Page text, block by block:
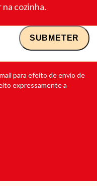
cozinha.
para efeito de envio de
expressamente a